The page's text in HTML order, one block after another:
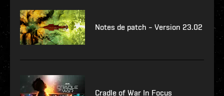
Notes de patch – Version 23.02
Cradle of War In Focus